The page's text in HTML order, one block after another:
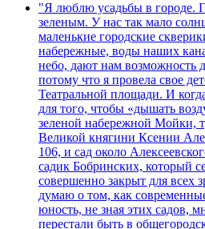
"Я люблю усадьбы в городе.
зеленым. У нас так мало
маленькие городские
набережные, воды наших
небо, дают нам возможность
потому что я провела свое
Театральной площади. И
для того, чтобы «дышать
зеленой набережной Мойки,
Великой княгини Ксении
106, и сад около
садик Бобринских, который
совершенно закрыт для всех
думаю о том, как
юность, не зная этих садов,
перестали быть в